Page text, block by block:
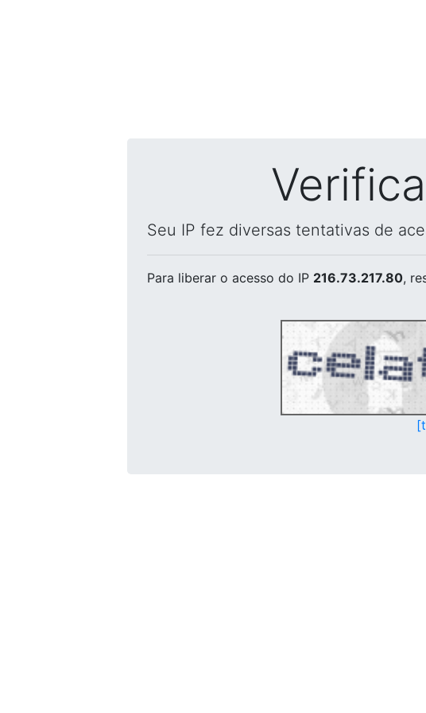
Seu IP fez diversas tentativas de
Para liberar o acesso do IP 216.73.217.80,